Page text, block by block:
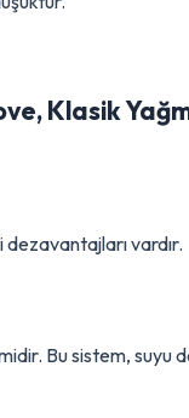
özgü
Move, Klasik